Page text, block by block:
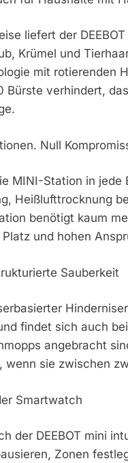
liefert der
Krümel und
mit rotierenden
Bürste verhindert,
Null
MINI-Station in
Heißlufttrocknung
benötigt kaum
und hohen
Sauberkeit
findet sich auch
angebracht
sie zwischen
Smartwatch
der DEEBOT mini
Zonen